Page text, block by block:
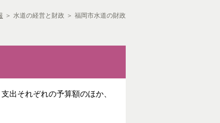
＞ 水道の経営と財政 ＞ 福岡市水道の財政
出それぞれの予算額のほか、